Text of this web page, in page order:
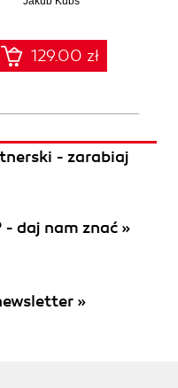
129.00 zł
- zarabiaj
- daj nam znać »
»